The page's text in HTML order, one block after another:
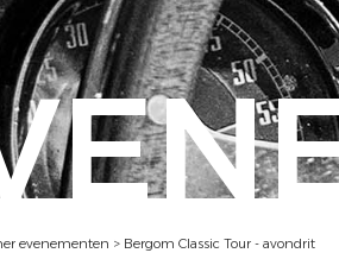
evenementen > Bergom Classic Tour - avondrit